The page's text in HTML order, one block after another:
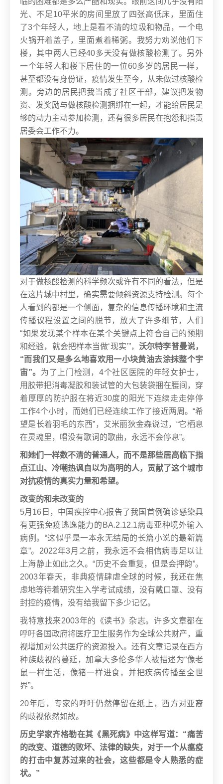
光、不足10平米的房间里放了四张高低床，里面住
了3个年轻人，地上是看不清的垃圾和物品，一个电
火锅开着盖子，里面煮着稀粥。我努力劝说他们下
楼，其中两人已经40多天没有做核酸检测了。另外
一个年轻人和楼下居住的一位60多岁的居民一样，
甚至都没有身份证，疫情发生至今，从未做过核酸检
测。 旁边的居民把我当成了社区干部，建议把发物
资、发奖励与做核酸检测捆绑在一起，才能给居民足
够的动力主动参加检测，还有很多居民在抱怨和指责
居委会工作不力。
对于做核酸检测的科学频次或许有不同的看法，但是
在这片城中村里，确实需要倾斜资源支持检测。每个
人看到的都是一个侧面，复杂的信息传播环境和主流
传播议程设置之间的脱节，放大了许多细节，人们
“如果发现某个样本在某个关键点上符合自己的预期
和经验，就会把样本当做‘现实’”，沃尔特李普曼说，
“而我们又是多么地喜欢用一小块黄油去涂抹整个宇
宙”。 为了上门检测，4个社区医院的年轻女护士，
用胶带把消毒凝胶和装试管的大包装袋捆在腰间，穿
着厚厚的防护服在将近30度的阳光下连续走走停停
工作4个小时，而她们已经连续工作了接近两周。 “希
望是长着羽毛的东西”，艾米丽狄金森说过，“它栖息
在灵魂里，唱没有歌词的歌曲，永远不会停息”。
和她们一样数不清的普通人，而不是那些居高临下指
点江山、冷嘲热讽自以为高明的人，贡献了这个城市
对抗疫情的真实力量和希望。
改变的和未改变的
5月16日，中国疾控中心报告了我国首例确诊感染具
有更强免疫逃逸能力的BA.2.12.1病毒亚种境外输入
病例。 “这似乎是一本永无结局的长篇小说的最新篇
章”。2022年3月之前，我永远不会相信病毒足以让
上海静止如此之久。“历史不会重复，但是会押韵”。
2003年春天，非典疫情肆虐全球的时候，我还在焦
虑地等待着研究生入学考试成绩，没有戴口罩、没有
封控的疫情，没有给我留下多少记忆。
我特意找来2003年的《读书》杂志。许多文章都在
呼吁各国政府将医疗卫生服务作为全球公共财产，重
视增加对公共医疗的资源投入。还有文章记录在西方
种族歧视的蔓延，加拿大多伦多华人被描述为“像老
鼠一样生活，像猪一样进食，并把疾病传播至全世
界”。
20年后，专家的呼吁仍然停留在纸上，西方对亚裔
的歧视依然如故。
历史学家齐格勒在其《黑死病》中这样写道：“痛苦
的改变、道德的败坏、法律的缺失，对于一个从瘟疫
的打击中复苏过来的社会，这些都是令人熟悉的症
状。”